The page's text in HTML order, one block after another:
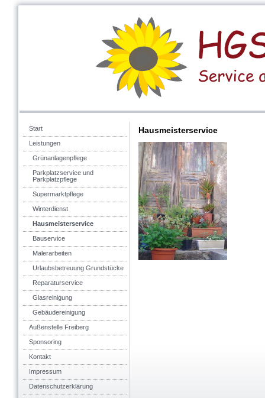
Start
Leistungen
Grünanlagenpflege
Parkplatzservice und
Parkplatzpflege
Supermarktpflege
Winterdienst
Hausmeisterservice
Bauservice
Malerarbeiten
Urlaubsbetreuung Grundstücke
Reparaturservice
Glasreinigung
Gebäudereinigung
Außenstelle Freiberg
Sponsoring
Kontakt
Impressum
Datenschutzerklärung
Hausmeisterservice